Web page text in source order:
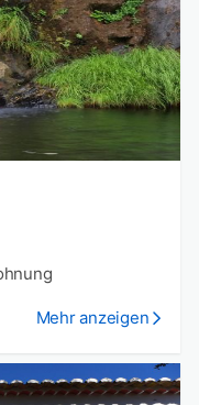
Mehr anzeigen